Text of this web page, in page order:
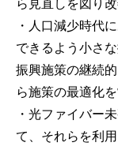
ら見直しを図り
・人口減少時代
できるよう小さ
振興施策の継続
ら施策の最適化
・光ファイバー
て、それらを利